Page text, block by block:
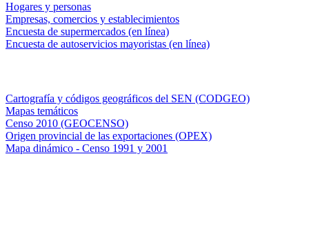
Hogares y personas
Empresas, comercios y establecimientos
Encuesta de supermercados (en línea)
Encuesta de autoservicios mayoristas (en línea)
Cartografía y códigos geográficos del SEN (CODGEO)
Mapas temáticos
Censo 2010 (GEOCENSO)
Origen provincial de las exportaciones (OPEX)
Mapa dinámico - Censo 1991 y 2001